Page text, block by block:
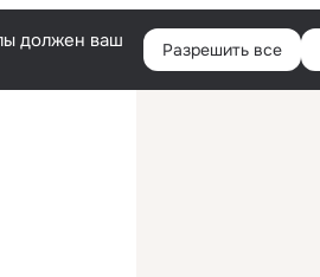
Войти
должен ваш
Разрешить все